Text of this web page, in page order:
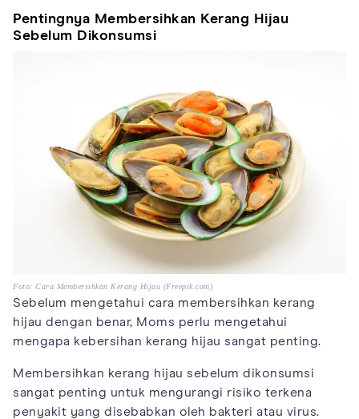
Pentingnya Membersihkan Kerang Hijau
Sebelum Dikonsumsi
Foto: Cara Membersihkan Kerang Hijau (Freepik.com)
Sebelum mengetahui cara membersihkan kerang
hijau dengan benar, Moms perlu mengetahui
mengapa kebersihan kerang hijau sangat penting.
Membersihkan kerang hijau sebelum dikonsumsi
sangat penting untuk mengurangi risiko terkena
penyakit yang disebabkan oleh bakteri atau virus.